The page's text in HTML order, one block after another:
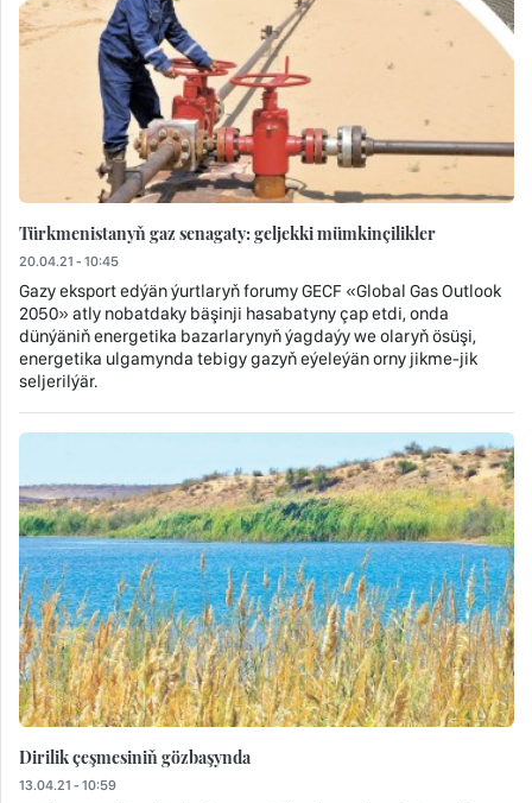
Türkmenistanyň gaz senagaty: geljekki mümkinçilikler
20.04.21 - 10:45
Gazy eksport edýän ýurtlaryň forumy GECF «Global Gas Outlook
2050» atly nobatdaky bäşinji hasabatyny çap etdi, onda
dünýäniň energetika bazarlarynyň ýagdaýy we olaryň ösüşi,
energetika ulgamynda tebigy gazyň eýeleýän orny jikme-jik
seljerilýär.
Dirilik çeşmesiniň gözbaşynda
13.04.21 - 10:59